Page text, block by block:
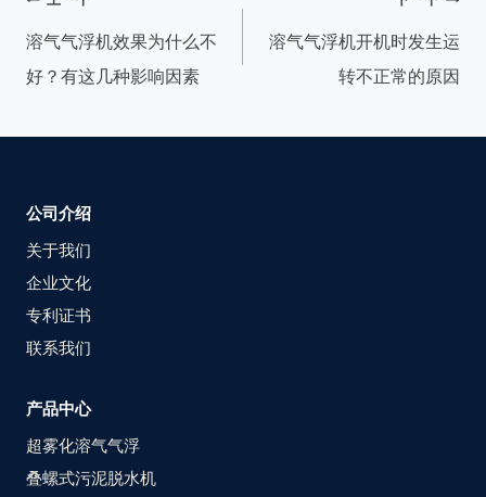
溶气气浮机效果为什么不
好？有这几种影响因素
溶气气浮机开机时发生运
转不正常的原因
公司介绍
关于我们
企业文化
专利证书
联系我们
产品中心
超雾化溶气气浮
叠螺式污泥脱水机